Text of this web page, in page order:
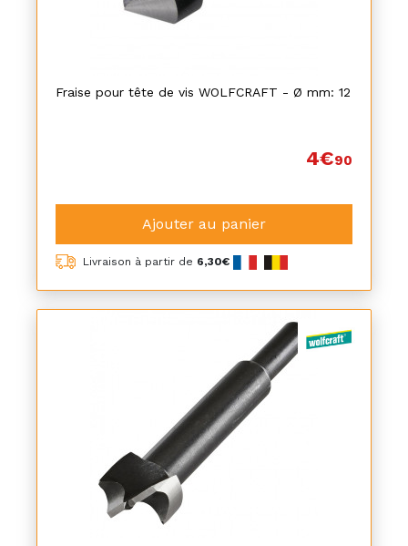
Fraise pour tête de vis WOLFCRAFT - Ø mm: 12
4€90
Ajouter au panier
Livraison à partir de 6,30€